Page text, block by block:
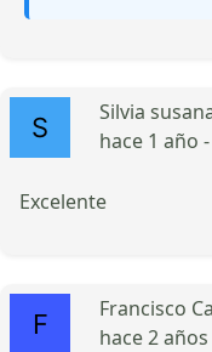
Silvia
hace 1 año -
Excelente
Francisco
hace 2 años